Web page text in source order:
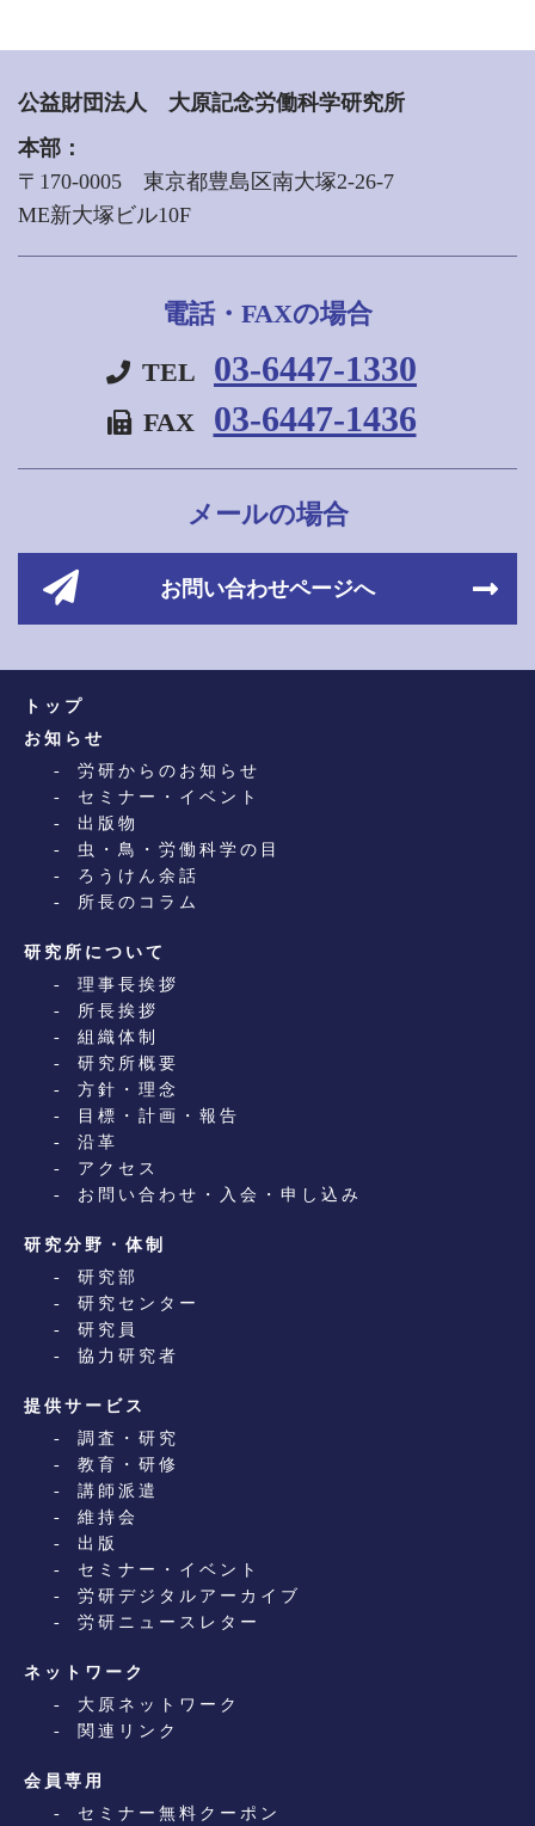
公益財団法人 大原記念労働科学研究所
本部：
〒170-0005 東京都豊島区南大塚2-26-7
ME新大塚ビル10F
電話・FAXの場合
TEL
03-6447-1330
FAX 03-6447-1436
メールの場合
お問い合わせページへ
トップ
お知らせ
労研からのお知らせ
セミナー・イベント
出版物
虫・鳥・労働科学の目
ろうけん余話
所長のコラム
研究所について
理事長挨拶
所長挨拶
組織体制
研究所概要
方針・理念
目標・計画・報告
沿革
アクセス
お問い合わせ・入会・申し込み
研究分野・体制
研究部
研究センター
研究員
協力研究者
提供サービス
調査・研究
教育・研修
講師派遣
維持会
出版
セミナー・イベント
労研デジタルアーカイブ
労研ニュースレター
ネットワーク
大原ネットワーク
関連リンク
会員専用
セミナー無料クーポン